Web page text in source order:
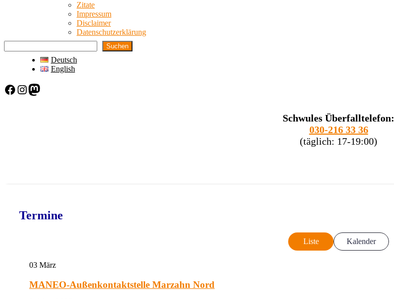
Zitate
Impressum
Disclaimer
Datenschutzerklärung
Suchen
Deutsch
English
Facebook Instagram Mastodon
Schwules Überfalltelefon:
030-216 33 36
(täglich: 17-19:00)
Termine
Liste Kalender
03 März
MANEO-Außenkontaktstelle Marzahn Nord